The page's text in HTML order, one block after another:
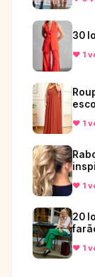
30
♥ 1
♥ 1
♥ 1
20
♥ 1